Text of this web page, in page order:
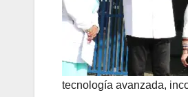
tecnología avanzada,